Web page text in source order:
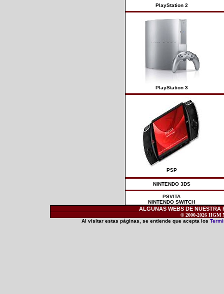
PlayStation 2
PlayStation 3
PSP
NINTENDO 3DS
PSVITA
NINTENDO SWITCH
ALGUNAS WEBS DE NUESTRA
© 2000-2026 HGM
Al visitar estas páginas, se entiende que acepta los